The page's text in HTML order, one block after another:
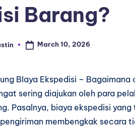
Barang?
March 10, 2026
BIaya Ekspedisi –
sering diajukan oleh para
Pasalnya, biaya ekspedisi
membengkak secara